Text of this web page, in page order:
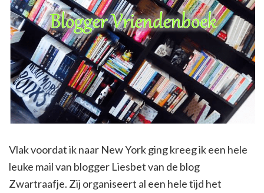
Vlak voordat ik naar New York ging kreeg ik een hele
leuke mail van blogger Liesbet van de blog
Zwartraafje. Zij organiseert al een hele tijd het